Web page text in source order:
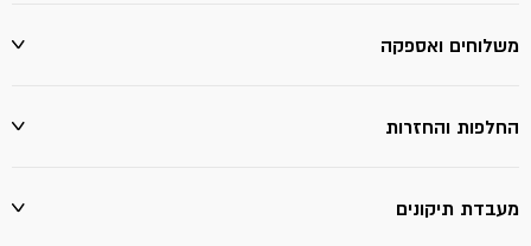
משלוחים ואספקה
החלפות והחזרות
מעבדת תיקונים